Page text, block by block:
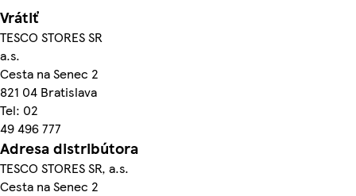
Vrátiť
TESCO STORES SR
a.s.
Cesta na Senec 2
821 04 Bratislava
Tel: 02
49 496 777
Adresa distribútora
TESCO STORES SR, a.s.
Cesta na Senec 2